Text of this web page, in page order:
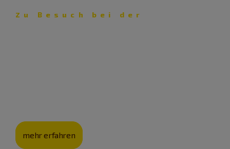
Zu Besuch bei der
mehr erfahren